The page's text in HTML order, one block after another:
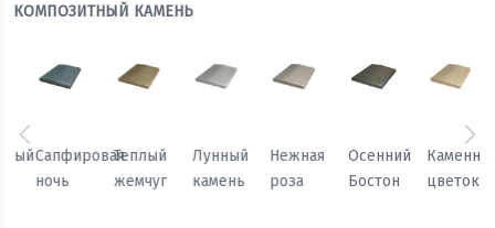
КОМПОЗИТНЫЙ КАМЕНЬ
Осенний
Бостон
Каменный
цветок
Песчаный
камень
Морозный
персик
Сапфировая
ночь
Теплый
жемчуг
Предыдущий